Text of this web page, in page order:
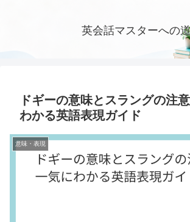
英会話マスターへの
ドギーの意味とスラングの注
わかる英語表現ガイド
意味・表現